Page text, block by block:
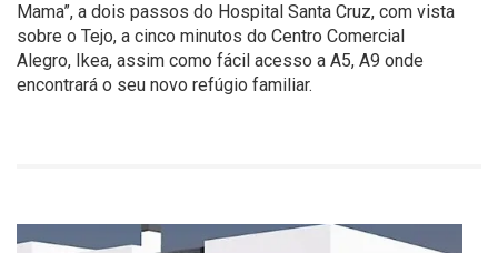
Mama”, a dois passos do Hospital Santa Cruz, com vista
sobre o Tejo, a cinco minutos do Centro Comercial
Alegro, Ikea, assim como fácil acesso a A5, A9 onde
encontrará o seu novo refúgio familiar.